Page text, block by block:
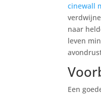
cinewall
naar
leven
Een